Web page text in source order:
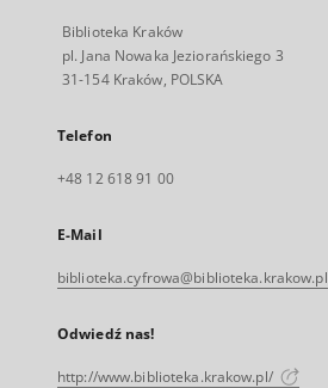
Biblioteka Kraków
pl. Jana Nowaka Jeziorańskiego 3
31-154 Kraków, POLSKA
Telefon
+48 12 618 91 00
E-Mail
biblioteka.cyfrowa@biblioteka.krakow.pl
Odwiedź nas!
http://www.biblioteka.krakow.pl/